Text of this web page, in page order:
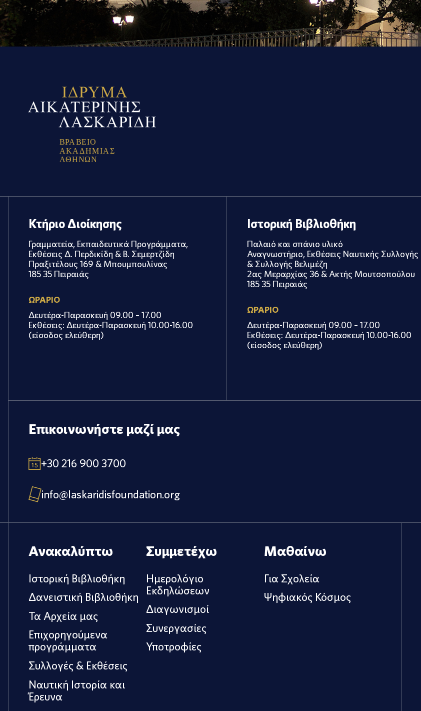
ΒΡΑΒΕΙΟ
ΑΚΑ ΔΗΜΙΑ Σ
ΑΘΗΝΩΝ
Κτήριο Διοίκησης
Γραμματεία, Εκπαιδευτικά Προγράμματα,
Εκθέσεις Δ. Περδικίδη & Β. Σεμερτζίδη
Πραξιτέλους 169 & Μπουμπουλίνας
185 35 Πειραιάς
ΩΡΑΡΙΟ
Δευτέρα-Παρασκευή 09.00 – 17.00
Εκθέσεις: Δευτέρα-Παρασκευή 10.00-16.00
(είσοδος ελεύθερη)
Ιστορική Βιβλιοθήκη
Παλαιό και σπάνιο υλικό
Αναγνωστήριο, Εκθέσεις Ναυτικής Συλλογής
& Συλλογής Βελιμέζη
2ας Μεραρχίας 36 & Ακτής Μουτσοπούλου
185 35 Πειραιάς
ΩΡΑΡΙΟ
Δευτέρα-Παρασκευή 09.00 – 17.00
Εκθέσεις: Δευτέρα-Παρασκευή 10.00-16.00
(είσοδος ελεύθερη)
Επικοινωνήστε μαζί μας
+30 216 900 3700
info@laskaridisfoundation.org
Ανακαλύπτω
Ιστορική Βιβλιοθήκη
Δανειστική Βιβλιοθήκη
Τα Αρχεία μας
Επιχορηγούμενα
προγράμματα
Συλλογές & Εκθέσεις
Ναυτική Ιστορία και
Έρευνα
Συμμετέχω
Ημερολόγιο
Εκδηλώσεων
Διαγωνισμοί
Συνεργασίες
Υποτροφίες
Μαθαίνω
Για Σχολεία
Ψηφιακός Κόσμος